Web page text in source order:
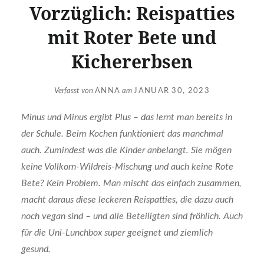
Vorzüglich: Reispatties
mit Roter Bete und
Kichererbsen
Verfasst vonANNA am JANUAR 30, 2023
Minus und Minus ergibt Plus – das lernt man bereits in
der Schule. Beim Kochen funktioniert das manchmal
auch. Zumindest was die Kinder anbelangt. Sie mögen
keine Vollkorn-Wildreis-Mischung und auch keine Rote
Bete? Kein Problem. Man mischt das einfach zusammen,
macht daraus diese leckeren Reispatties, die dazu auch
noch vegan sind – und alle Beteiligten sind fröhlich. Auch
für die Uni-Lunchbox super geeignet und ziemlich
gesund.